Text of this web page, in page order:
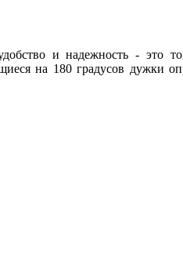
и надежность -
на 180 градусов дужки